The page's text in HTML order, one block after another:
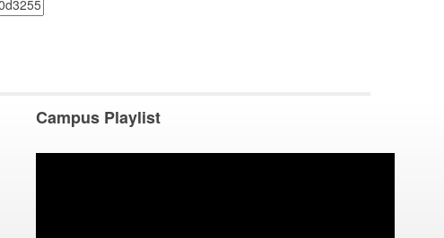
Campus Playlist